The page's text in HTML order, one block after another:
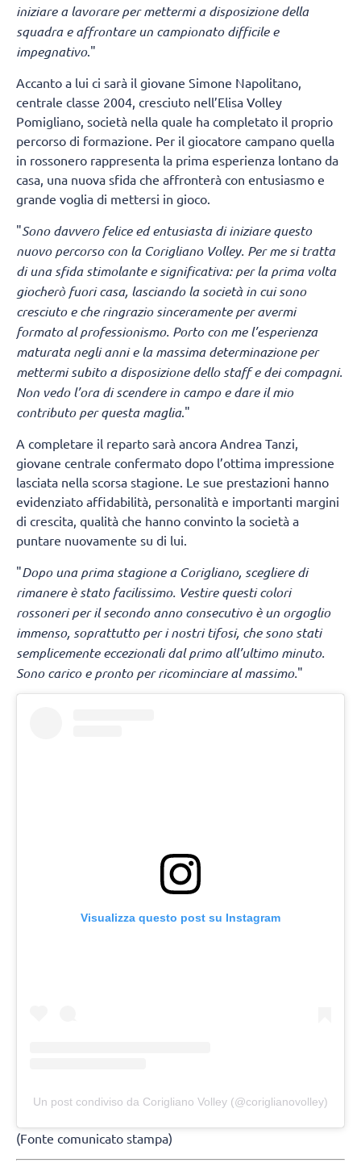
iniziare a lavorare per mettermi a disposizione della
squadra e affrontare un campionato difficile e
impegnativo."
Accanto a lui ci sarà il giovane Simone Napolitano,
centrale classe 2004, cresciuto nell’Elisa Volley
Pomigliano, società nella quale ha completato il proprio
percorso di formazione. Per il giocatore campano quella
in rossonero rappresenta la prima esperienza lontano da
casa, una nuova sfida che affronterà con entusiasmo e
grande voglia di mettersi in gioco.
"Sono davvero felice ed entusiasta di iniziare questo
nuovo percorso con la Corigliano Volley. Per me si tratta
di una sfida stimolante e significativa: per la prima volta
giocherò fuori casa, lasciando la società in cui sono
cresciuto e che ringrazio sinceramente per avermi
formato al professionismo. Porto con me l’esperienza
maturata negli anni e la massima determinazione per
mettermi subito a disposizione dello staff e dei compagni.
Non vedo l’ora di scendere in campo e dare il mio
contributo per questa maglia."
A completare il reparto sarà ancora Andrea Tanzi,
giovane centrale confermato dopo l’ottima impressione
lasciata nella scorsa stagione. Le sue prestazioni hanno
evidenziato affidabilità, personalità e importanti margini
di crescita, qualità che hanno convinto la società a
puntare nuovamente su di lui.
"Dopo una prima stagione a Corigliano, scegliere di
rimanere è stato facilissimo. Vestire questi colori
rossoneri per il secondo anno consecutivo è un orgoglio
immenso, soprattutto per i nostri tifosi, che sono stati
semplicemente eccezionali dal primo all’ultimo minuto.
Sono carico e pronto per ricominciare al massimo."
Visualizza questo post su Instagram
Un post condiviso da Corigliano Volley (@coriglianovolley)
(Fonte comunicato stampa)